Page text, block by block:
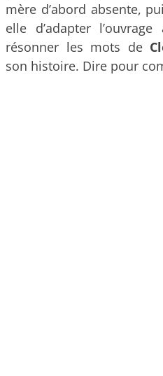
mère d’abord absente,
elle d’adapter
résonner les mots de
son histoire. Dire pour